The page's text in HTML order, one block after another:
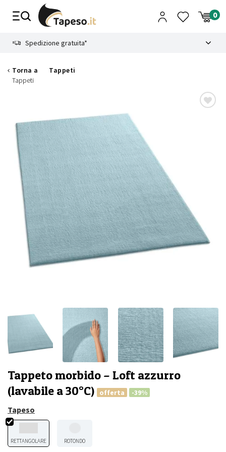
Spedizione gratuita*
Torna a
Tappeti
Tappeti
Tappeto morbido – Loft azzurro
(lavabile a 30°C)
offerta -39%
Tapeso
RETTANGOLARE ROTONDO